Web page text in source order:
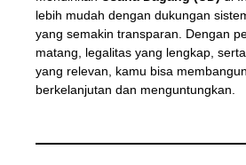
lebih mudah dengan dukungan
yang semakin transparan. Dengan
matang, legalitas yang lengkap,
yang relevan, kamu bisa
berkelanjutan dan menguntungkan.